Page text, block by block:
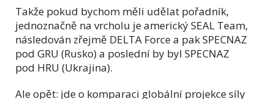
Takže pokud bychom měli udělat pořadník,
jednoznačně na vrcholu je americký SEAL Team,
následován zřejmě DELTA Force a pak SPECNAZ
pod GRU (Rusko) a poslední by byl SPECNAZ
pod HRU (Ukrajina).
Ale opět: jde o komparaci globální projekce síly